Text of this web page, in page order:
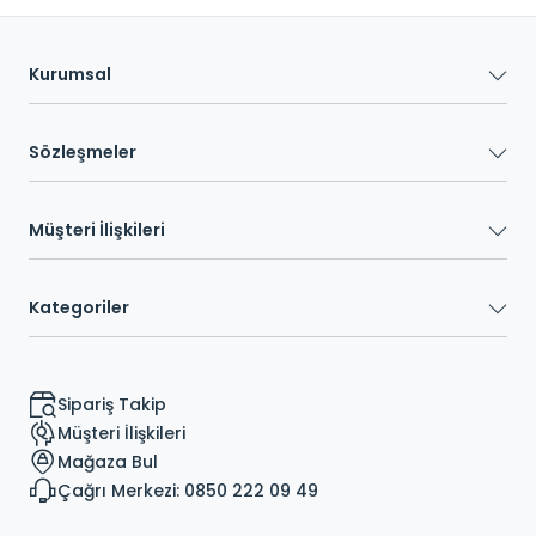
Kurumsal
Sözleşmeler
Müşteri İlişkileri
Kategoriler
Sipariş Takip
Müşteri İlişkileri
Mağaza Bul
Çağrı Merkezi: 0850 222 09 49